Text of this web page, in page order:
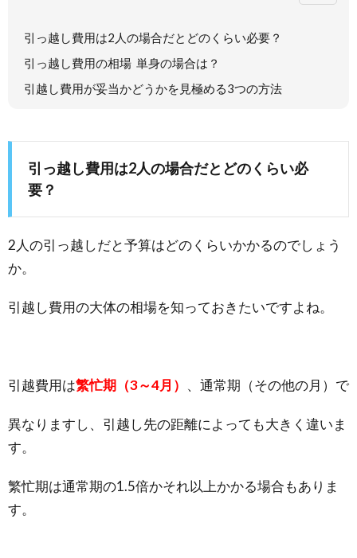
引っ越し費用は2人の場合だとどのくらい必要？
引っ越し費用の相場 単身の場合は？
引越し費用が妥当かどうかを見極める3つの方法
引っ越し費用は2人の場合だとどのくらい必
要？
2人の引っ越しだと予算はどのくらいかかるのでしょう
か。
引越し費用の大体の相場を知っておきたいですよね。
引越費用は繁忙期（3～4月） 、通常期（その他の月）で
異なりますし、引越し先の距離によっても大きく違いま
す。
繁忙期は通常期の1.5倍かそれ以上かかる場合もありま
す。